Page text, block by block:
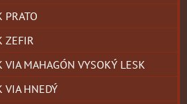
PRATO
ZEFIR
VIA MAHAGÓN VYSOKÝ LESK
VIA HNEDÝ